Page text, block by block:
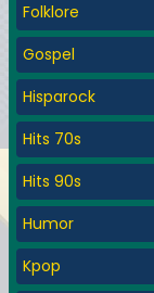
Folklore
Gospel
Hisparock
Hits 70s
Hits 90s
Humor
Kpop